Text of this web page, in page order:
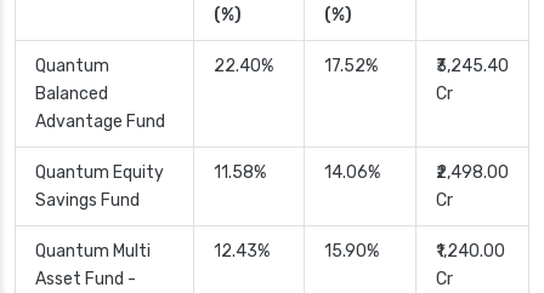
(%)
(%)
Quantum
Balanced
Advantage Fund
22.40% 17.52%
₹3,245.40
Cr
Quantum Equity
Savings Fund
11.58% 14.06%
₹2,498.00
Cr
Quantum Multi
Asset Fund -
12.43% 15.90%
₹1,240.00
Cr